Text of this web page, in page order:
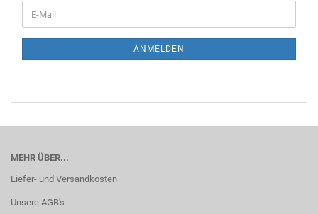
ZUR
E-
Mail
ANMELDEN
MEHR ÜBER...
Liefer- und Versandkosten
Unsere AGB's